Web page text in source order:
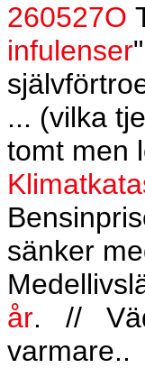
260527O
infulenser
... (vilka
tomt men
sänker
år. //
varmare..